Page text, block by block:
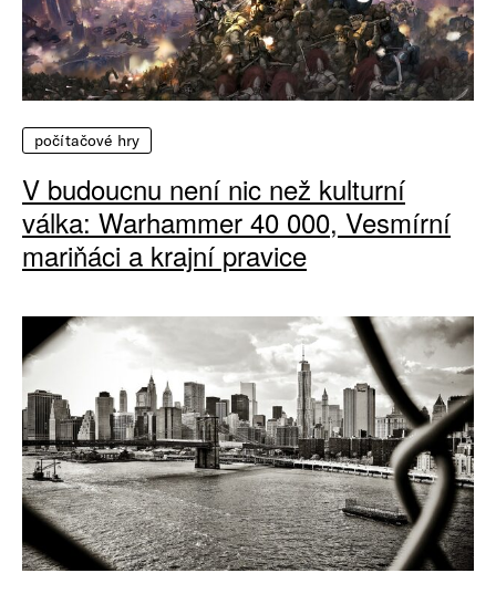
počítačové hry
V budoucnu není nic než kulturní
válka: Warhammer 40 000, Vesmírní
mariňáci a krajní pravice